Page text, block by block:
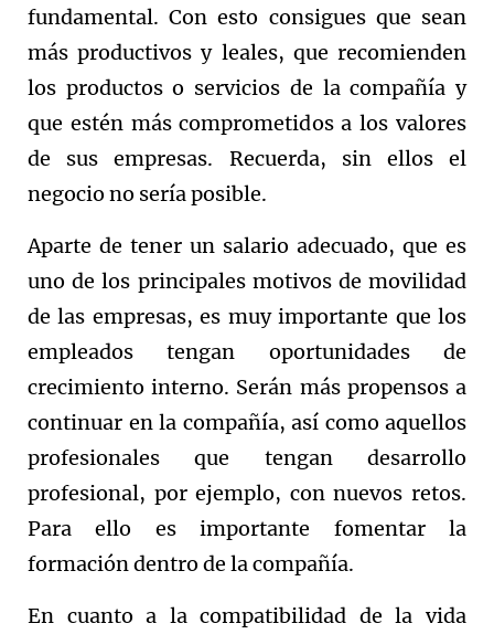
fundamental. Con esto consigues que sean
más productivos y leales, que recomienden
los productos o servicios de la compañía y
que estén más comprometidos a los valores
de sus empresas. Recuerda, sin ellos el
negocio no sería posible.
Aparte de tener un salario adecuado, que es
uno de los principales motivos de movilidad
de las empresas, es muy importante que los
empleados tengan oportunidades de
crecimiento interno. Serán más propensos a
continuar en la compañía, así como aquellos
profesionales que tengan desarrollo
profesional, por ejemplo, con nuevos retos.
Para ello es importante fomentar la
formación dentro de la compañía.
En cuanto a la compatibilidad de la vida